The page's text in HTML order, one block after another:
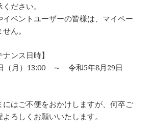
ださい。
イベントユーザーの皆様は、マイペー
ん。
ンス日時】
（月）13:00 ～ 令和5年8月29日
はご不便をおかけしますが、何卒ご
ろしくお願いいたします。